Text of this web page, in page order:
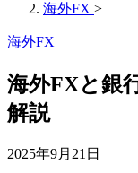
海外FX >
海外FX
海外FXと銀
解説
2025年9月21日